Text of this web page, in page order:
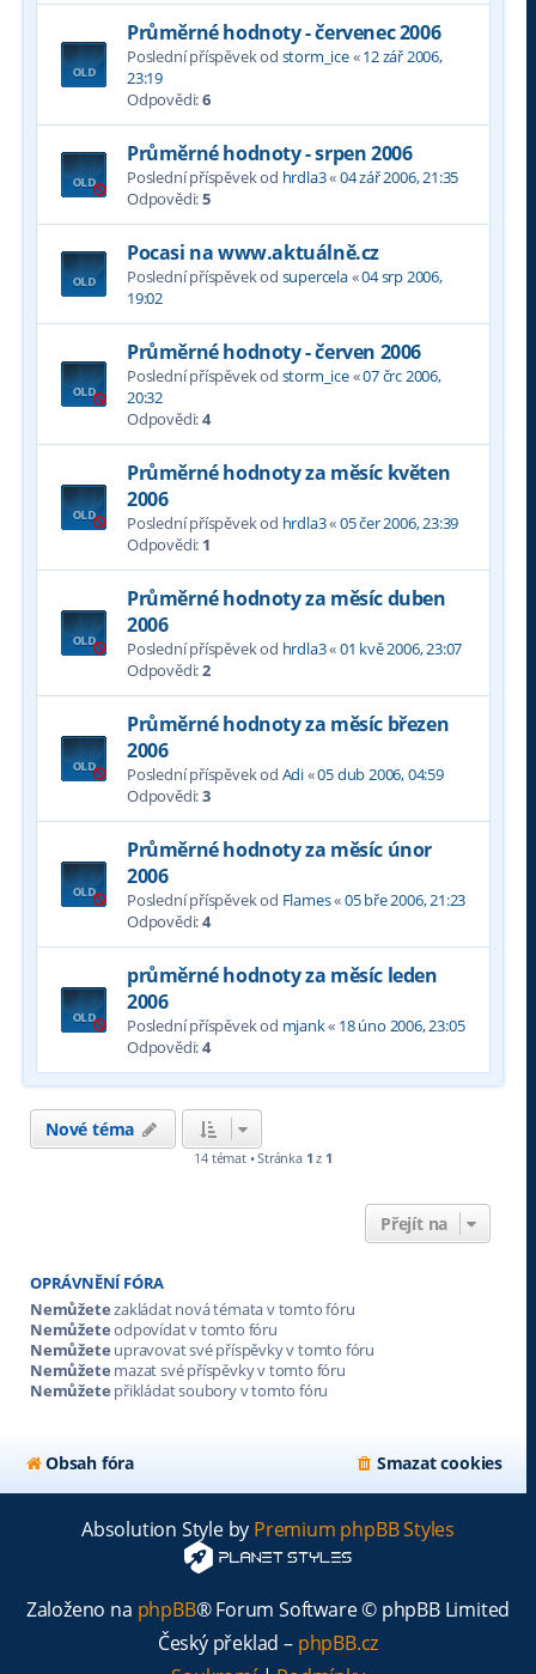
Průměrné hodnoty - červenec 2006
Poslední příspěvek od storm_ice«12 zář 2006,
23:19
Odpovědi:6
Průměrné hodnoty - srpen 2006
Poslední příspěvek od hrdla3«04 zář 2006, 21:35
Odpovědi:5
Pocasi na www.aktuálně.cz
Poslední příspěvek od supercela«04 srp 2006,
19:02
Průměrné hodnoty - červen 2006
Poslední příspěvek od storm_ice«07 črc 2006,
20:32
Odpovědi:4
Průměrné hodnoty za měsíc květen
2006
Poslední příspěvek od hrdla3«05 čer 2006, 23:39
Odpovědi: 1
Průměrné hodnoty za měsíc duben
2006
Poslední příspěvek od hrdla3«01 kvě 2006, 23:07
Odpovědi:2
Průměrné hodnoty za měsíc březen
2006
Poslední příspěvek od Adi«05 dub 2006, 04:59
Odpovědi:3
Průměrné hodnoty za měsíc únor
2006
Poslední příspěvek od Flames«05 bře 2006, 21:23
Odpovědi:4
průměrné hodnoty za měsíc leden
2006
Poslední příspěvek od mjank« 18 úno 2006, 23:05
Odpovědi:4
Nové téma
14 témat • Stránka 1 z 1
Přejít na
OPRÁVNĚNÍ FÓRA
Nemůžetezakládat nová témata v tomto fóru
Nemůžeteodpovídat v tomto fóru
Nemůžete upravovat své příspěvky v tomto fóru
Nemůžete mazat své příspěvky v tomto fóru
Nemůžete přikládat soubory v tomto fóru
Obsah fóra Smazat cookies
Absolution Style by Premium phpBB Styles
Založeno na phpBB® Forum Software © phpBB Limited
Český překlad – phpBB.cz